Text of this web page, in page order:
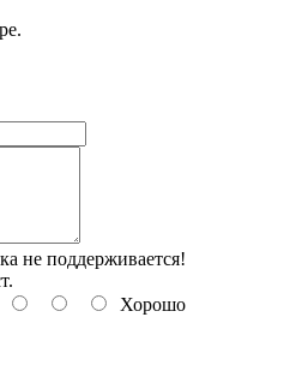
не поддерживается!
Хорошо